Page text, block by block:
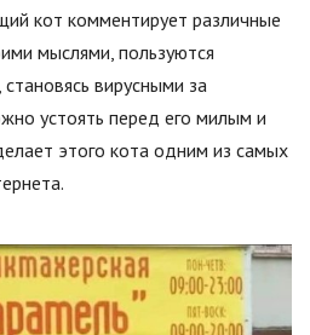
кот комментирует различные
мыслями, пользуются
вирусными за
устоять перед его милым и
этого кота одним из самых